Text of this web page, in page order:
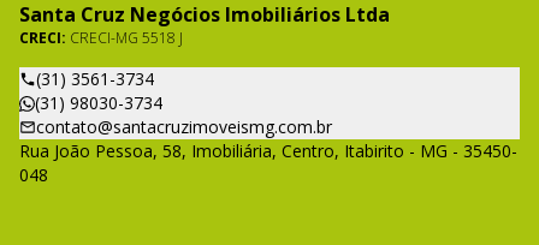
Santa Cruz Negócios Imobiliários Ltda
CRECI: CRECI-MG 5518 J
(31) 3561-3734
(31) 98030-3734
contato@santacruzimoveismg.com.br
Rua João Pessoa, 58, Imobiliária, Centro, Itabirito - MG - 35450-
048